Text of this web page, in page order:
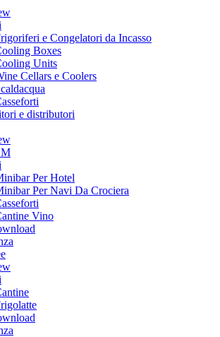
e Congelatori da Incasso
Boxes
Units
Cellars e Coolers
e distributori
Per Hotel
Per Navi Da Crociera
Vino